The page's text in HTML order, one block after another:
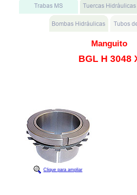
Manguito
BGL H 3048
Clique para ampliar